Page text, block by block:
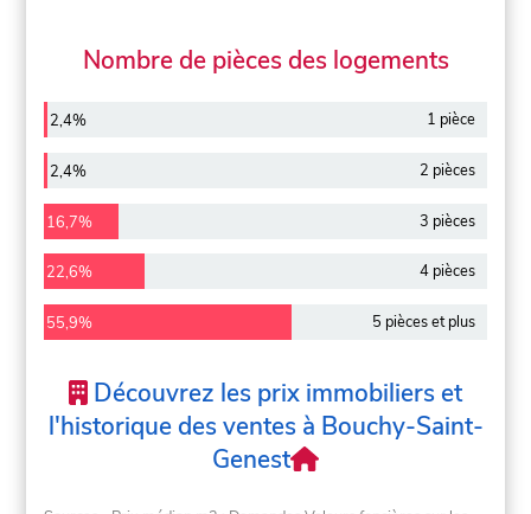
Nombre de pièces des logements
2,4% 1 pièce
2,4% 2 pièces
16,7% 3 pièces
22,6% 4 pièces
55,9% 5 pièces et plus
Découvrez les prix immobiliers et
l'historique des ventes à Bouchy-Saint-
Genest